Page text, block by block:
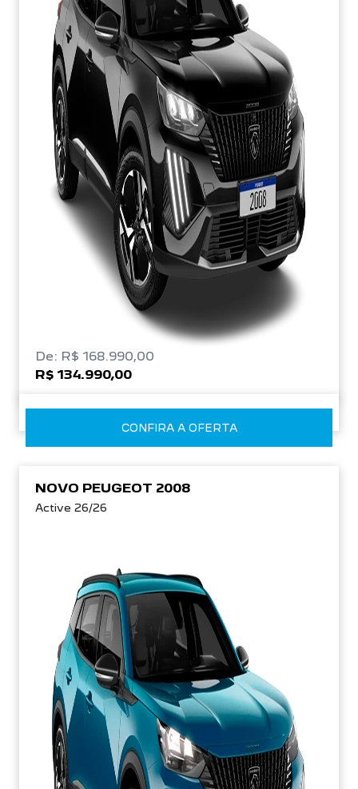
De: R$ 168.990,00
R$ 134.990,00
CONFIRA A OFERTA
NOVO PEUGEOT 2008
Active 26/26